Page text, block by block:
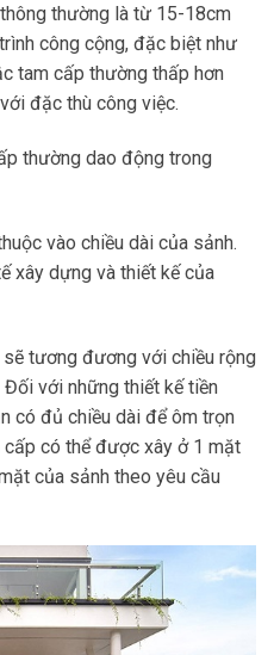
thường là từ 15-18cm
công cộng, đặc biệt như
tam cấp thường thấp hơn
đặc thù công việc.
thường dao động trong
vào chiều dài của sảnh.
xây dựng và thiết kế của
tương đương với chiều rộng
Đối với những thiết kế tiền
có đủ chiều dài để ôm trọn
cấp có thể được xây ở 1 mặt
của sảnh theo yêu cầu